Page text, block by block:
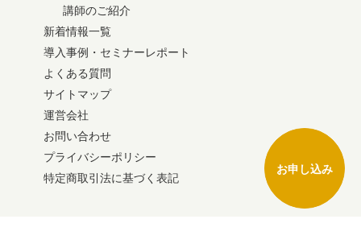
お申し込み
講師のご紹介
新着情報一覧
導入事例・セミナーレポート
よくある質問
サイトマップ
運営会社
お問い合わせ
プライバシーポリシー
特定商取引法に基づく表記